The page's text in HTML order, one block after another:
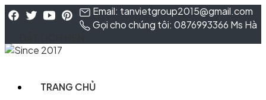
Email: tanvietgroup2015@gmail.com
Gọi cho chúng tôi: 0876993366 Ms Hà
TRANG CHỦ